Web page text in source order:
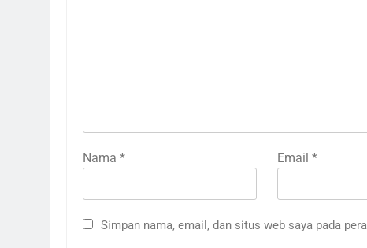
Nama * Email *
Simpan nama, email, dan situs web saya pada